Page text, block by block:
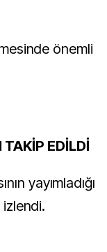
önemli
EDİLDİ
yayımladığı
izlendi.